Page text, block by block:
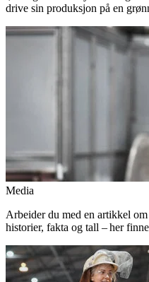
drive sin produksjon på en
Media
Arbeider du med en artikkel
historier, fakta og tall – her